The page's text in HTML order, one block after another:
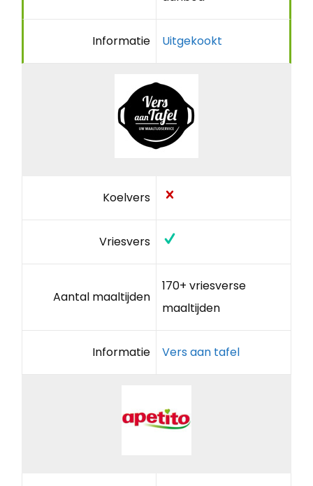
Informatie Uitgekookt
Koelvers
Vriesvers
Aantal maaltijden
170+ vriesverse
maaltijden
Informatie Vers aan tafel